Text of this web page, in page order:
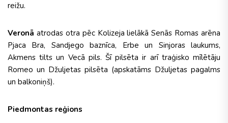
reižu.
Veronā atrodas otra pēc Kolizeja lielākā Senās Romas arēna
Pjaca Bra, Sandjego baznīca, Erbe un Sinjoras laukums,
Akmens tilts un Vecā pils. Šī pilsēta ir arī traģisko mīlētāju
Romeo un Džuljetas pilsēta (apskatāms Džuljetas pagalms
un balkoniņš).
Piedmontas reģions